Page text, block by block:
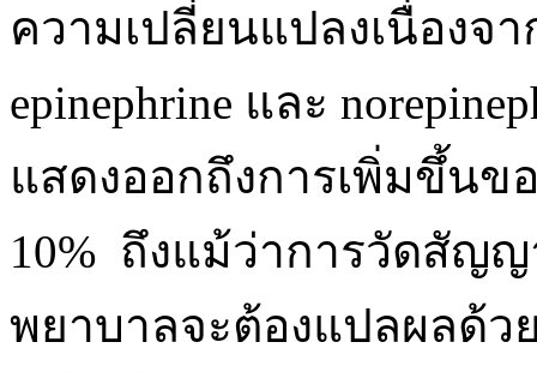
ความเปลี่ยนแปลงเนื่องจา
epinephrine และ
แสดงออกถึงการเพิ่มขึ้นข
10% ถึงแม้ว่าการวัดสัญ
พยาบาลจะต้องแปลผลด้ว